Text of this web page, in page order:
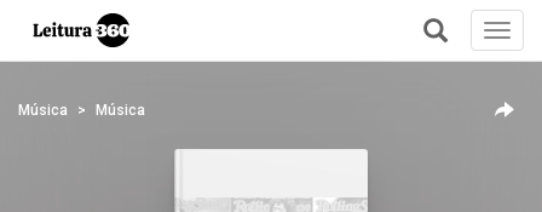
+
Música Música